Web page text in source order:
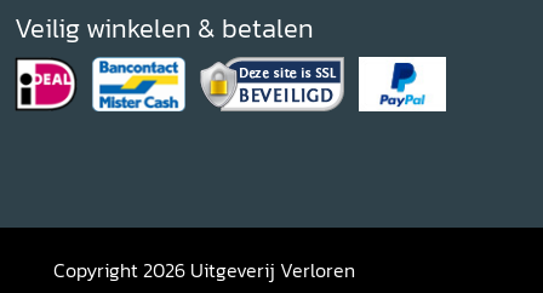
Veilig winkelen & betalen
Copyright 2026 Uitgeverij Verloren